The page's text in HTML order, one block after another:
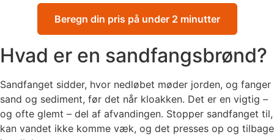
Beregn din pris på under 2 minutter
Hvad er en sandfangsbrønd?
Sandfanget sidder, hvor nedløbet møder jorden, og fanger
sand og sediment, før det når kloakken. Det er en vigtig –
og ofte glemt – del af afvandingen. Stopper sandfanget til,
kan vandet ikke komme væk, og det presses op og tilbage